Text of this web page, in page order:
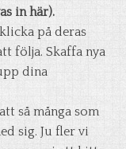
in här).
på deras
följa. Skaffa nya
dina
så många som
sig. Ju fler vi